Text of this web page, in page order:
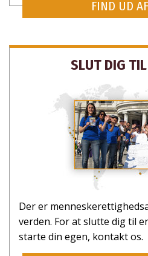
FIND UD
SLUT DIG
Der er
verden. For at slutte dig til
starte din egen, kontakt os.